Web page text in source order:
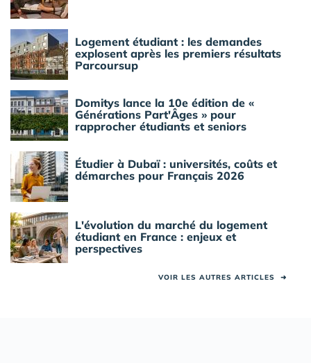
Logement étudiant : les demandes
explosent après les premiers résultats
Parcoursup
Domitys lance la 10e édition de «
Générations Part'Âges » pour
rapprocher étudiants et seniors
Étudier à Dubaï : universités, coûts et
démarches pour Français 2026
L'évolution du marché du logement
étudiant en France : enjeux et
perspectives
VOIR LES AUTRES ARTICLES ➜